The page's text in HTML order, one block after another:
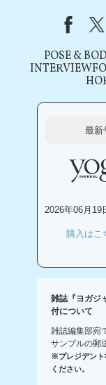
POSE &
INTERVIEW
最新
2026年06月19
購入はこ
雑誌『ヨガジ
付について
雑誌編集部宛
サンプルの郵
※プレジデント
ください。